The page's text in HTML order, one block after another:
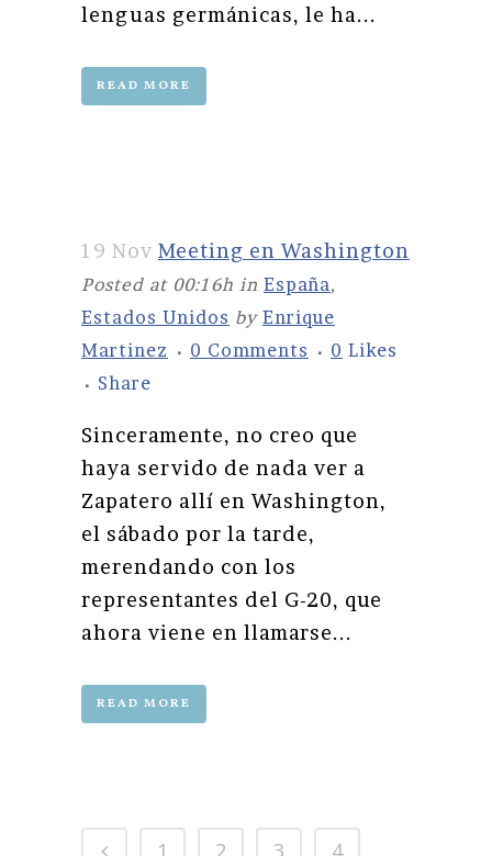
lenguas germánicas, le ha...
READ MORE
19 Nov Meeting en Washington
Posted at 00:16h in España,
Estados Unidos by Enrique
Martinez
0 Comments 0 Likes
Share
Sinceramente, no creo que
haya servido de nada ver a
Zapatero allí en Washington,
el sábado por la tarde,
merendando con los
representantes del G-20, que
ahora viene en llamarse...
READ MORE
1 2 3 4